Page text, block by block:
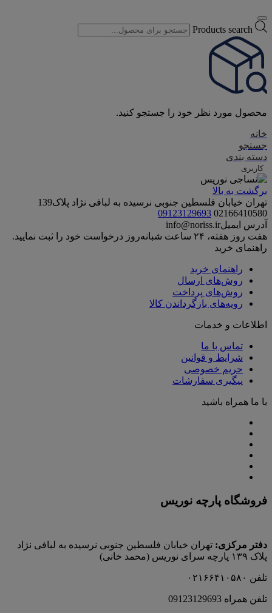
Products search
محصول مورد نظر خود را جستجو کنید.
خانه
جستجو
دسته بندی
کاربری
برگشت به بالا
تهران خیابان فلسطین جنوبی نرسیده به لبافی نژاد پلاک139
02166410580
09123129693
آدرس ایمیلinfo@noriss.ir
هفت روز هفته، ۲۴ ساعت شبانه‌روز درخواست خود را ثبت نمایید.
راهنمای خرید
راهنمای خرید
روش‌های ارسال
روش‌های پرداخت
رویه‌های بازگرداندن کالا
اطلاعات و خدمات
تماس با ما
شرایط و قوانین
حریم خصوصی
پیگیری سفارشات
با ما همراه باشید
فروشگاه پارچه نوریس
دفتر مرکزی: تهران خیابان فلسطین جنوبی نرسیده به لبافی نژاد
پلاک ۱۳۹ پارچه‌ سرای نوريس (محمد خانی)
تلفن ۰۲۱۶۶۴۱۰۵۸۰
تلفن همراه 09123129693